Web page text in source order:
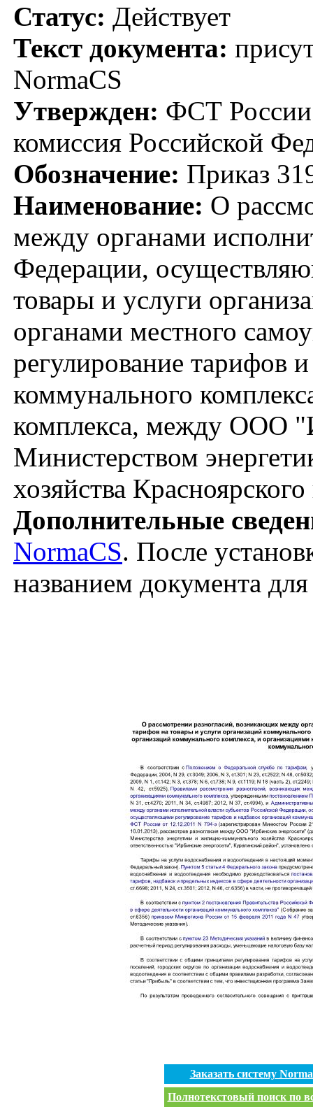
Статус: Действует
Текст документа:
NormaCS
Утвержден: ФСТ России;
комиссия Российской
Обозначение: Приказ
Наименование: О
между органами
Федерации,
товары и услуги
органами местного
регулирование тарифов
коммунального
комплекса, между ООО
Министерством
хозяйства
Дополнительные
NormaCS. После
названием документа
Заказать систему
Полнотекстовый поиск по